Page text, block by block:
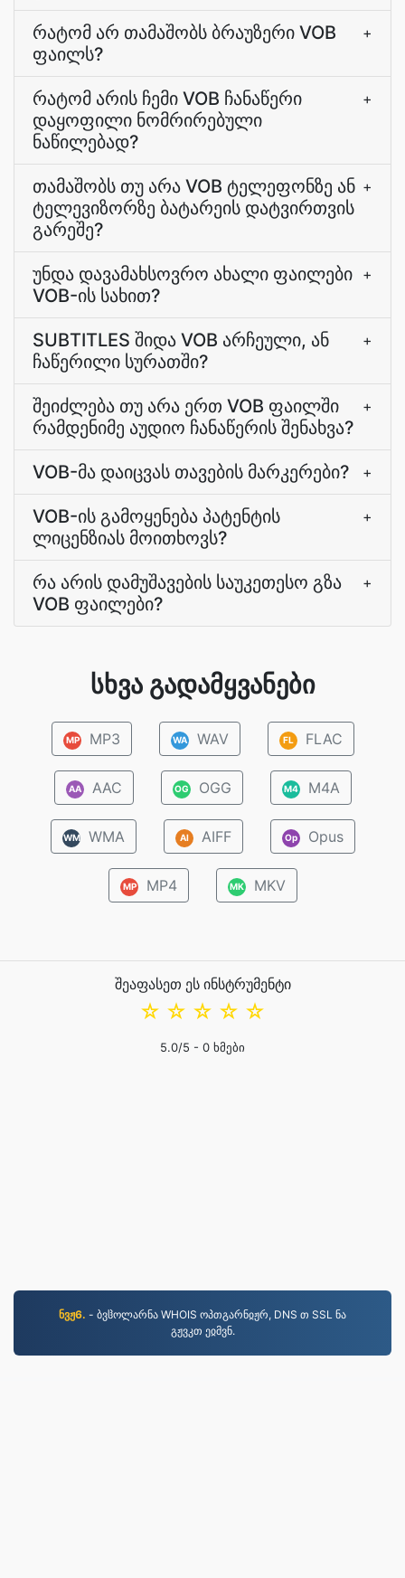
რატომ არ თამაშობს ბრაუზერი VOB
ფაილს?
+
რატომ არის ჩემი VOB ჩანაწერი
დაყოფილი ნომრირებული
ნაწილებად?
+
თამაშობს თუ არა VOB ტელეფონზე ან
ტელევიზორზე ბატარეის დატვირთვის
გარეშე?
+
უნდა დავამახსოვრო ახალი ფაილები
VOB-ის სახით?
+
SUBTITLES შიდა VOB არჩეული, ან
ჩაწერილი სურათში?
+
შეიძლება თუ არა ერთ VOB ფაილში
რამდენიმე აუდიო ჩანაწერის შენახვა?
+
VOB-მა დაიცვას თავების მარკერები? +
VOB-ის გამოყენება პატენტის
ლიცენზიას მოითხოვს?
+
რა არის დამუშავების საუკეთესო გზა
VOB ფაილები?
+
სხვა გადამყვანები
MP MP3 WA WAV FL FLAC
AA AAC OG OGG M4 M4A
WM WMA AI AIFF Op Opus
MP MP4 MK MKV
შეაფასეთ ეს ინსტრუმენტი
☆
☆
☆
☆
☆
5.0/5 - 0 ხმები
ნვჟ6. - ბვჱოლარნა WHOIS ოპთგარნჲჟრ, DNS თ SSL ნა
გჟვკთ ეჲმვნ.